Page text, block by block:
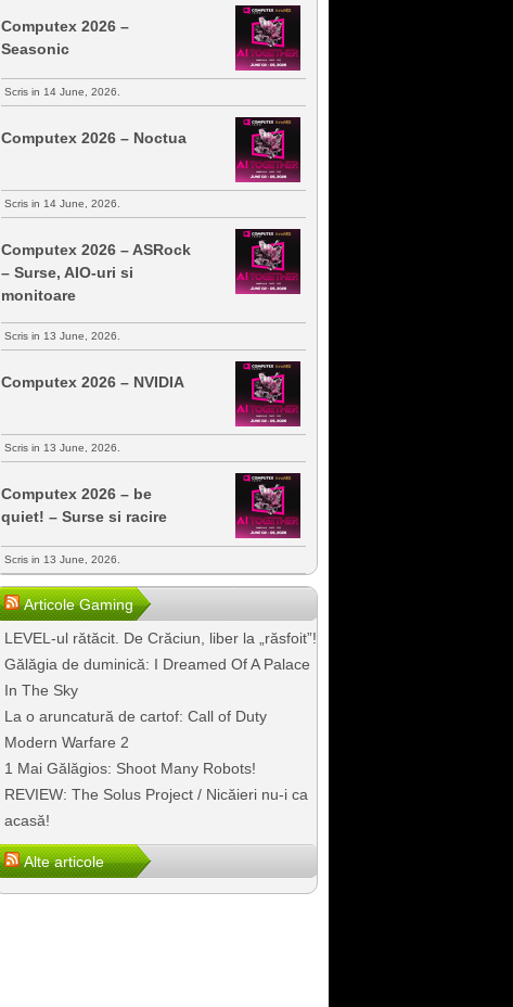
Computex 2026 –
Seasonic
Scris in 14 June, 2026.
Computex 2026 – Noctua
Scris in 14 June, 2026.
Computex 2026 – ASRock
– Surse, AIO-uri si
monitoare
Scris in 13 June, 2026.
Computex 2026 – NVIDIA
Scris in 13 June, 2026.
Computex 2026 – be
quiet! – Surse si racire
Scris in 13 June, 2026.
Articole Gaming
LEVEL-ul rătăcit. De Crăciun, liber la „răsfoit”!
Gălăgia de duminică: I Dreamed Of A Palace
In The Sky
La o aruncatură de cartof: Call of Duty
Modern Warfare 2
1 Mai Gălăgios: Shoot Many Robots!
REVIEW: The Solus Project / Nicăieri nu-i ca
acasă!
Alte articole